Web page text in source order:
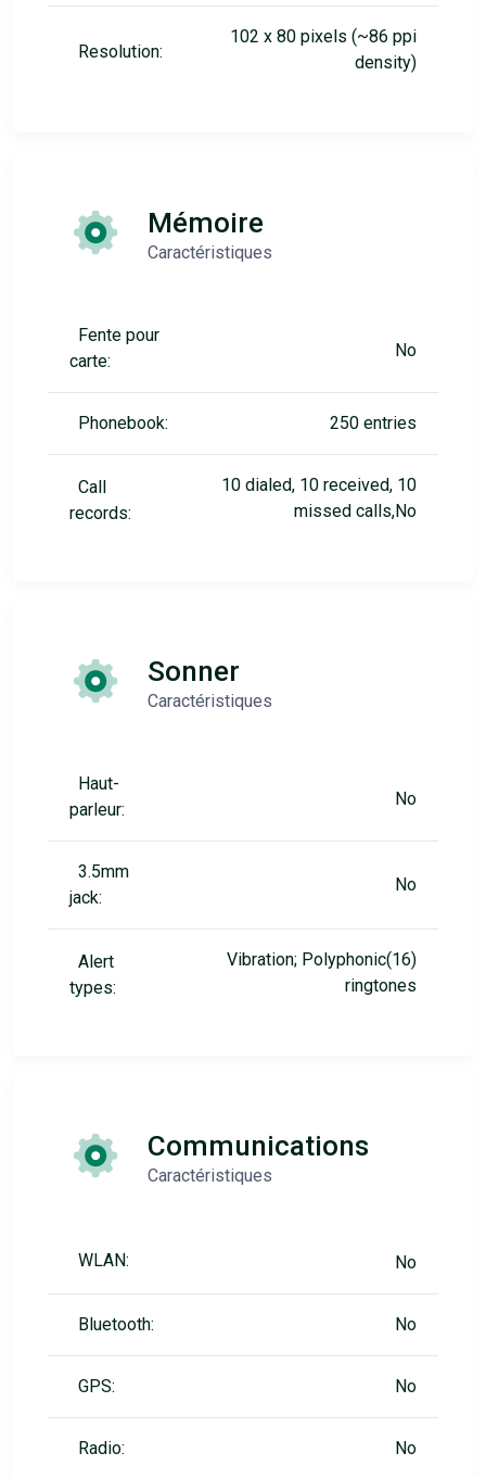
Resolution:
102 x 80 pixels (~86 ppi
density)
Mémoire
Caractéristiques
Fente pour
carte:
No
Phonebook: 250 entries
Call
records:
10 dialed, 10 received, 10
missed calls,No
Sonner
Caractéristiques
Haut-
parleur:
No
3.5mm
jack:
No
Alert
types:
Vibration; Polyphonic(16)
ringtones
Communications
Caractéristiques
WLAN: No
Bluetooth: No
GPS: No
Radio: No